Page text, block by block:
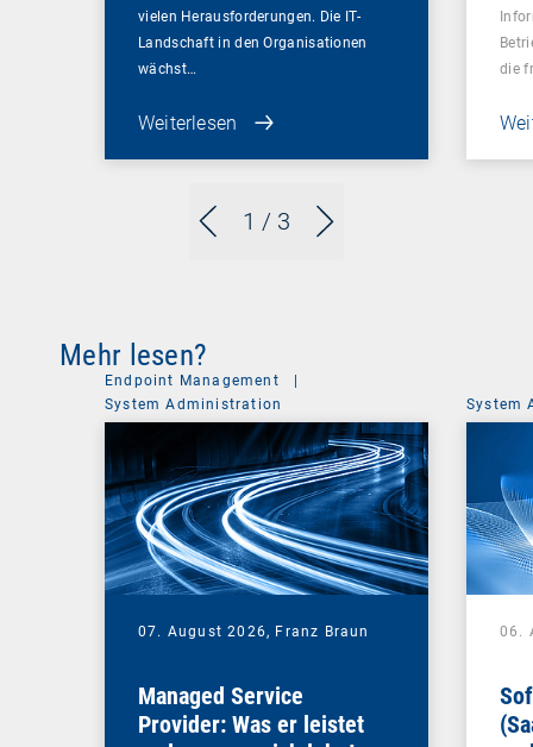
1 / 3
vielen Herausforderungen. Die IT-
Landschaft in den Organisationen
wächst…
Weiterlesen
die
Mehr lesen?
Endpoint Management
System Administration
07. August 2026, Franz Braun
Managed Service
Provider: Was er leistet
System
06.